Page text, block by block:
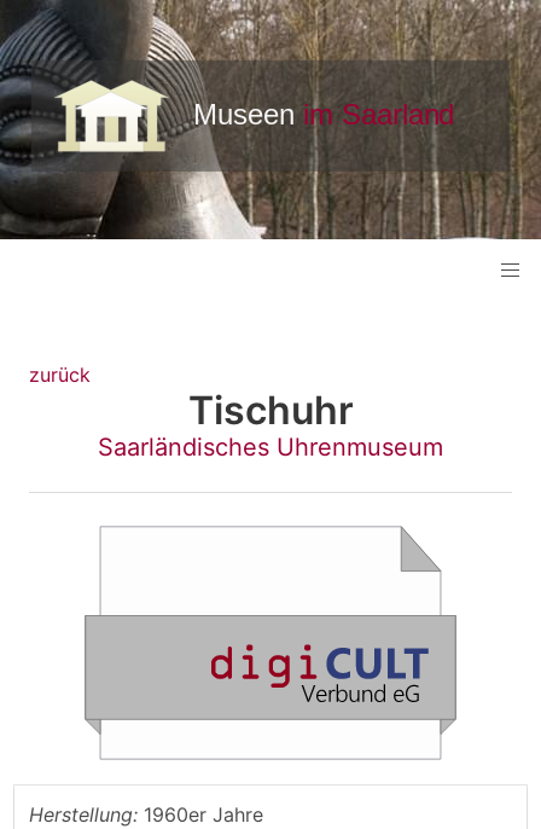
zurück
Tischuhr
Saarländisches Uhrenmuseum
Herstellung: 1960er Jahre